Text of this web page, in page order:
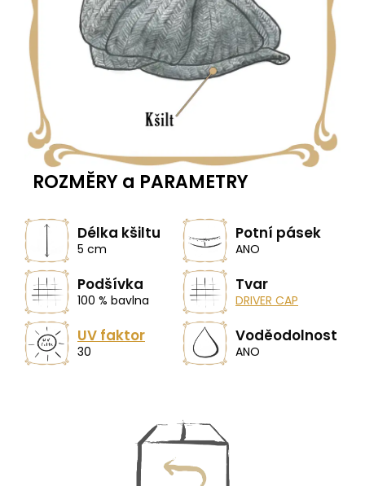
ROZMĚRY a PARAMETRY
Délka kšiltu
5 cm
Potní pásek
ANO
Podšívka
100 % bavlna
Tvar
DRIVER CAP
UV faktor
30
Voděodolnost
ANO